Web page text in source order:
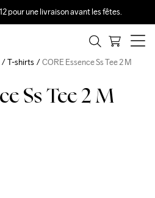
pour une livraison avant les fêtes.
Ss Tee 2 M
T-shirts CORE Essence Ss Tee 2 M